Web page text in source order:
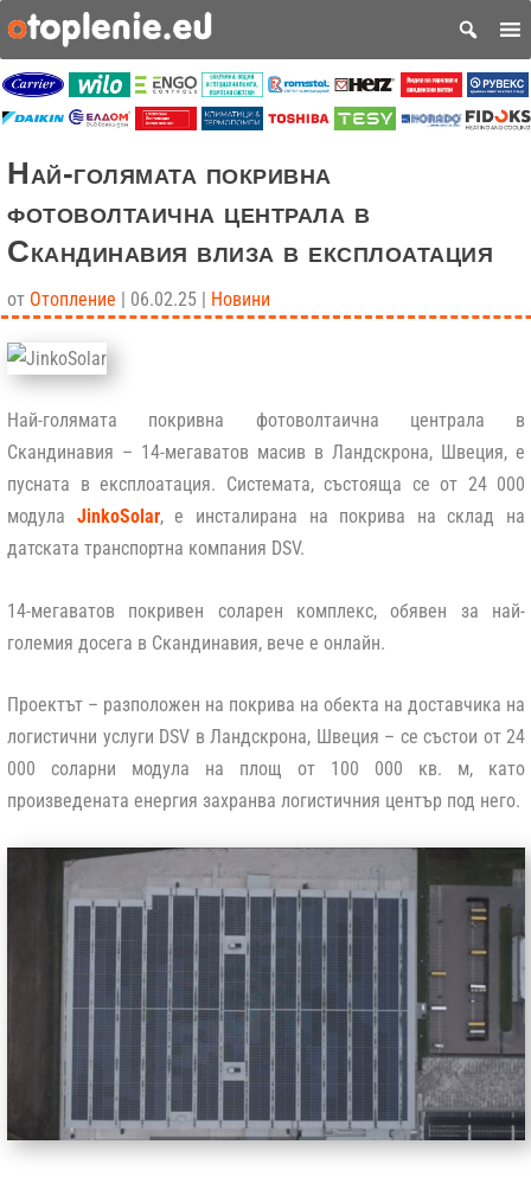
Най-голямата покривна
фотоволтаична централа в
Скандинавия влиза в експлоатация
от Отопление | 06.02.25 | Новини
Най-голямата покривна фотоволтаична централа в
Скандинавия – 14-мегаватов масив в Ландскрона, Швеция, е
пусната в експлоатация. Системата, състояща се от 24 000
модула JinkoSolar, е инсталирана на покрива на склад на
датската транспортна компания DSV.
14-мегаватов покривен соларен комплекс, обявен за най-
големия досега в Скандинавия, вече е онлайн.
Проектът – разположен на покрива на обекта на доставчика на
логистични услуги DSV в Ландскрона, Швеция – се състои от 24
000 соларни модула на площ от 100 000 кв. м, като
произведената енергия захранва логистичния център под него.